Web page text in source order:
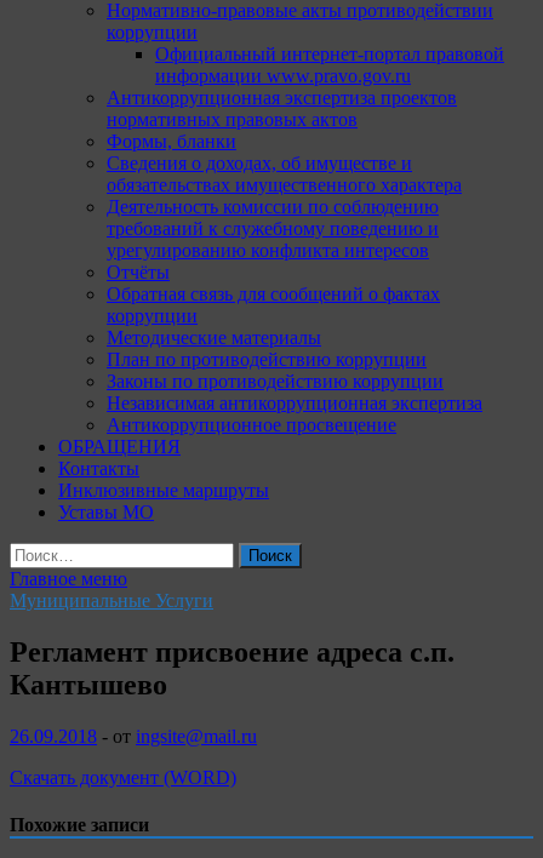
Нормативно-правовые акты противодействии
коррупции
Официальный интернет-портал правовой
информации www.pravo.gov.ru
Антикоррупционная экспертиза проектов
нормативных правовых актов
Формы, бланки
Сведения о доходах, об имуществе и
обязательствах имущественного характера
Деятельность комиссии по соблюдению
требований к служебному поведению и
урегулированию конфликта интересов
Отчёты
Обратная связь для сообщений о фактах
коррупции
Методические материалы
План по противодействию коррупции
Законы по противодействию коррупции
Независимая антикоррупционная экспертиза
Антикоррупционное просвещение
ОБРАЩЕНИЯ
Контакты
Инклюзивные маршруты
Уставы МО
Найти:
Главное меню
Муниципальные Услуги
Регламент присвоение адреса с.п.
Кантышево
26.09.2018 - от ingsite@mail.ru
Скачать документ (WORD)
Похожие записи